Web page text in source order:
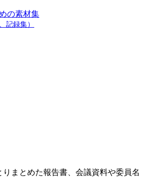
の素材集
記録集）
まとめた報告書、会議資料や委員名